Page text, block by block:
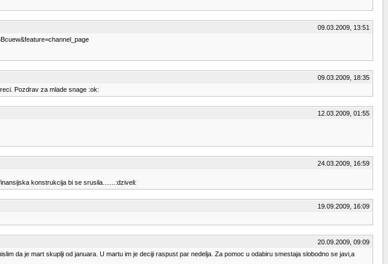
09.03.2009, 13:51
09.03.2009, 18:35
Pozdrav za mlade snage :ok:
12.03.2009, 01:55
24.03.2009, 16:59
konstrukcija bi se srusila.......:dziveli:
19.09.2009, 16:09
20.09.2009, 09:09
da je mart skuplji od januara. U martu im je deciji raspust par nedelja. Za pomoc u odabiru smestaja slobodno se javi,a